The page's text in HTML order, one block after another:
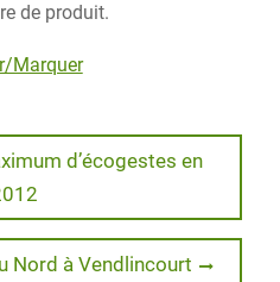
de produit.
Marquer
d’écogestes en
Nord à Vendlincourt